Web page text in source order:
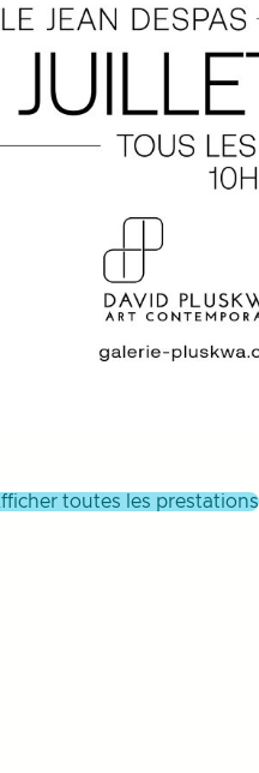
afficher toutes les prestations